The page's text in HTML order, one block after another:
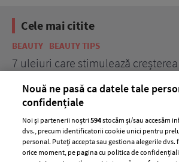
Cele mai citite
BEAUTY BEAUTY TIPS
7 uleiuri care stimulează
Nouă ne pasă ca datele tale
confidențiale
Noi și partenerii noștri594stocăm și/sau accesăm
dvs., precum identificatorii cookie unici pentru
personal. Puteți accepta sau gestiona alegerile dvs.
orice moment, pe pagina cu politica de